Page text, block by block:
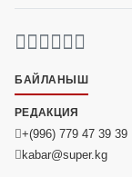
БАЙЛАНЫШ
РЕДАКЦИЯ
+(996) 779 47 39 39
kabar@super.kg